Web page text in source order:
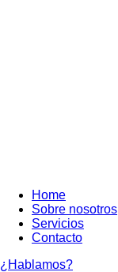
Home
Sobre nosotros
Servicios
Contacto
¿Hablamos?